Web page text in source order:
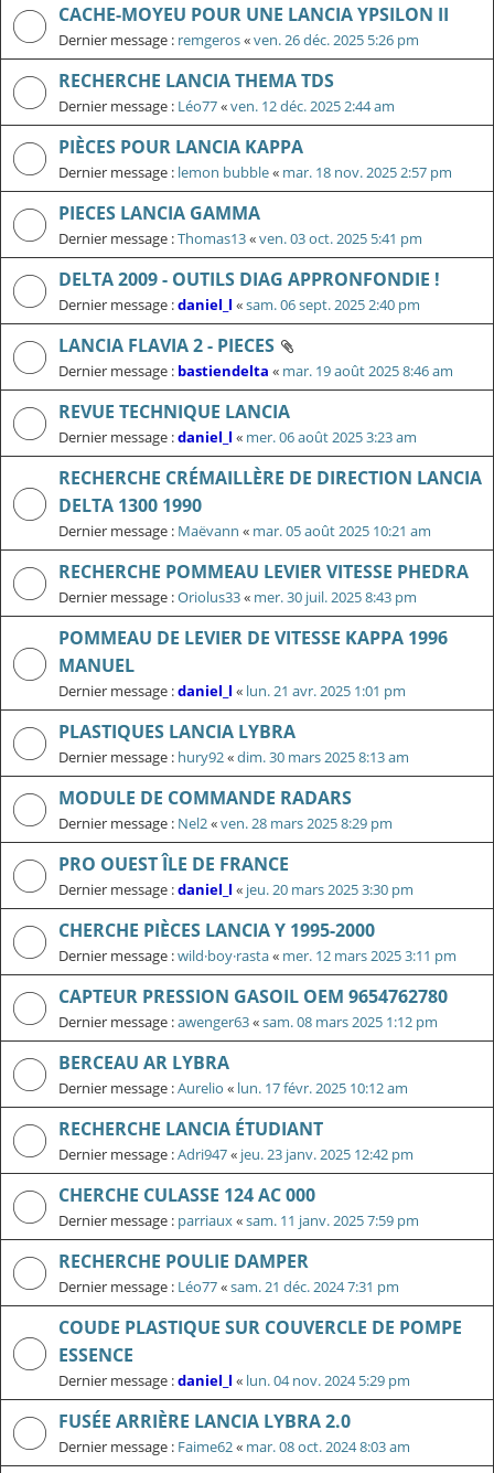
CACHE-MOYEU POUR UNE LANCIA YPSILON II
Dernier message : remgeros«ven. 26 déc. 2025 5:26 pm
RECHERCHE LANCIA THEMA TDS
Dernier message : Léo77«ven. 12 déc. 2025 2:44 am
PIÈCES POUR LANCIA KAPPA
Dernier message : lemon bubble« mar. 18 nov. 2025 2:57 pm
PIECES LANCIA GAMMA
Dernier message :Thomas13«ven. 03 oct. 2025 5:41 pm
DELTA 2009 - OUTILS DIAG APPRONFONDIE !
Dernier message :daniel_l «sam. 06 sept. 2025 2:40 pm
LANCIA FLAVIA 2 - PIECES
Dernier message : bastiendelta « mar. 19 août 2025 8:46 am
REVUE TECHNIQUE LANCIA
Dernier message :daniel_l « mer. 06 août 2025 3:23 am
RECHERCHE CRÉMAILLÈRE DE DIRECTION LANCIA
DELTA 1300 1990
Dernier message : Maëvann « mar. 05 août 2025 10:21 am
RECHERCHE POMMEAU LEVIER VITESSE PHEDRA
Dernier message :Oriolus33« mer. 30 juil. 2025 8:43 pm
POMMEAU DE LEVIER DE VITESSE KAPPA 1996
MANUEL
Dernier message :daniel_l « lun. 21 avr. 2025 1:01 pm
PLASTIQUES LANCIA LYBRA
Dernier message : hury92«dim. 30 mars 2025 8:13 am
MODULE DE COMMANDE RADARS
Dernier message : Nel2«ven. 28 mars 2025 8:29 pm
PRO OUEST ÎLE DE FRANCE
Dernier message :daniel_l « jeu. 20 mars 2025 3:30 pm
CHERCHE PIÈCES LANCIA Y 1995-2000
Dernier message :wild·boy·rasta« mer. 12 mars 2025 3:11 pm
CAPTEUR PRESSION GASOIL OEM 9654762780
Dernier message :awenger63«sam. 08 mars 2025 1:12 pm
BERCEAU AR LYBRA
Dernier message :Aurelio « lun. 17 févr. 2025 10:12 am
RECHERCHE LANCIA ÉTUDIANT
Dernier message :Adri947« jeu. 23 janv. 2025 12:42 pm
CHERCHE CULASSE 124 AC 000
Dernier message : parriaux«sam. 11 janv. 2025 7:59 pm
RECHERCHE POULIE DAMPER
Dernier message : Léo77«sam. 21 déc. 2024 7:31 pm
COUDE PLASTIQUE SUR COUVERCLE DE POMPE
ESSENCE
Dernier message :daniel_l « lun. 04 nov. 2024 5:29 pm
FUSÉE ARRIÈRE LANCIA LYBRA 2.0
Dernier message : Faime62« mar. 08 oct. 2024 8:03 am